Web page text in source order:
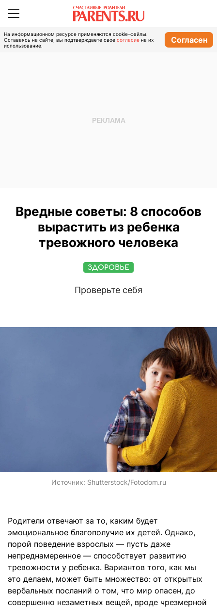
На информационном ресурсе применяются cookie-файлы.
Оставаясь на сайте, вы подтверждаете свое согласие на их
использование.
Согласен
Вредные советы: 8 способов
вырастить из ребенка
тревожного человека
ЗДОРОВЬЕ
Проверьте себя
Источник: Shutterstock/Fotodom.ru
Родители отвечают за то, каким будет
эмоциональное благополучие их детей. Однако,
порой поведение взрослых — пусть даже
непреднамеренное — способствует развитию
тревожности у ребенка. Вариантов того, как мы
это делаем, может быть множество: от открытых
вербальных посланий о том, что мир опасен, до
совершенно незаметных вещей, вроде чрезмерной